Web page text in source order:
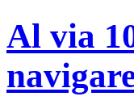
Al via